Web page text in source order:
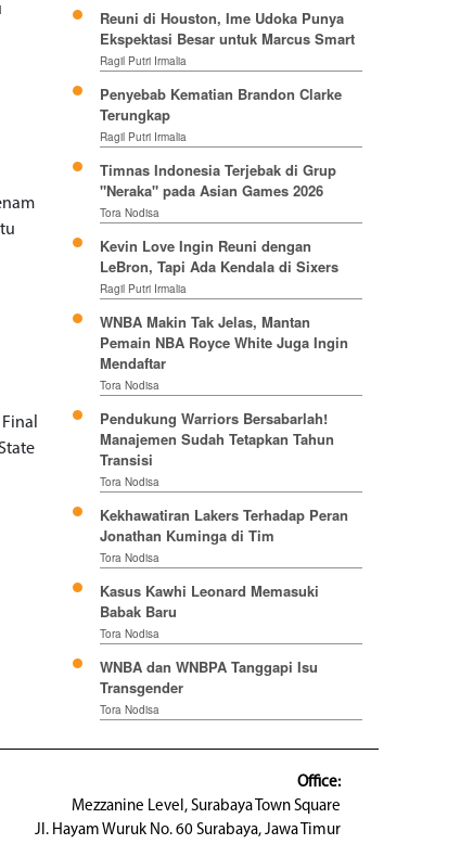
Reuni di Houston, Ime Udoka Punya
Ekspektasi Besar untuk Marcus Smart
Ragil Putri Irmalia
Penyebab Kematian Brandon Clarke
Terungkap
Ragil Putri Irmalia
Timnas Indonesia Terjebak di Grup
"Neraka" pada Asian Games 2026
Tora Nodisa
Kevin Love Ingin Reuni dengan
LeBron, Tapi Ada Kendala di Sixers
Ragil Putri Irmalia
WNBA Makin Tak Jelas, Mantan
Pemain NBA Royce White Juga Ingin
Mendaftar
Tora Nodisa
Pendukung Warriors Bersabarlah!
Manajemen Sudah Tetapkan Tahun
Transisi
Tora Nodisa
Kekhawatiran Lakers Terhadap Peran
Jonathan Kuminga di Tim
Tora Nodisa
Kasus Kawhi Leonard Memasuki
Babak Baru
Tora Nodisa
WNBA dan WNBPA Tanggapi Isu
Transgender
Tora Nodisa
Office:
Mezzanine Level, Surabaya Town Square
Jl. Hayam Wuruk No. 60 Surabaya, Jawa Timur